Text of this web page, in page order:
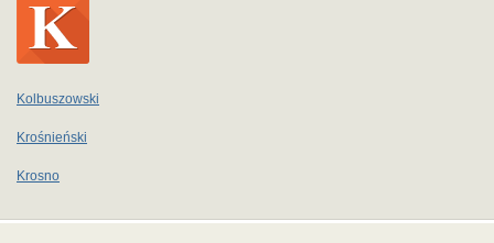
Kolbuszowski
Krośnieński
Krosno